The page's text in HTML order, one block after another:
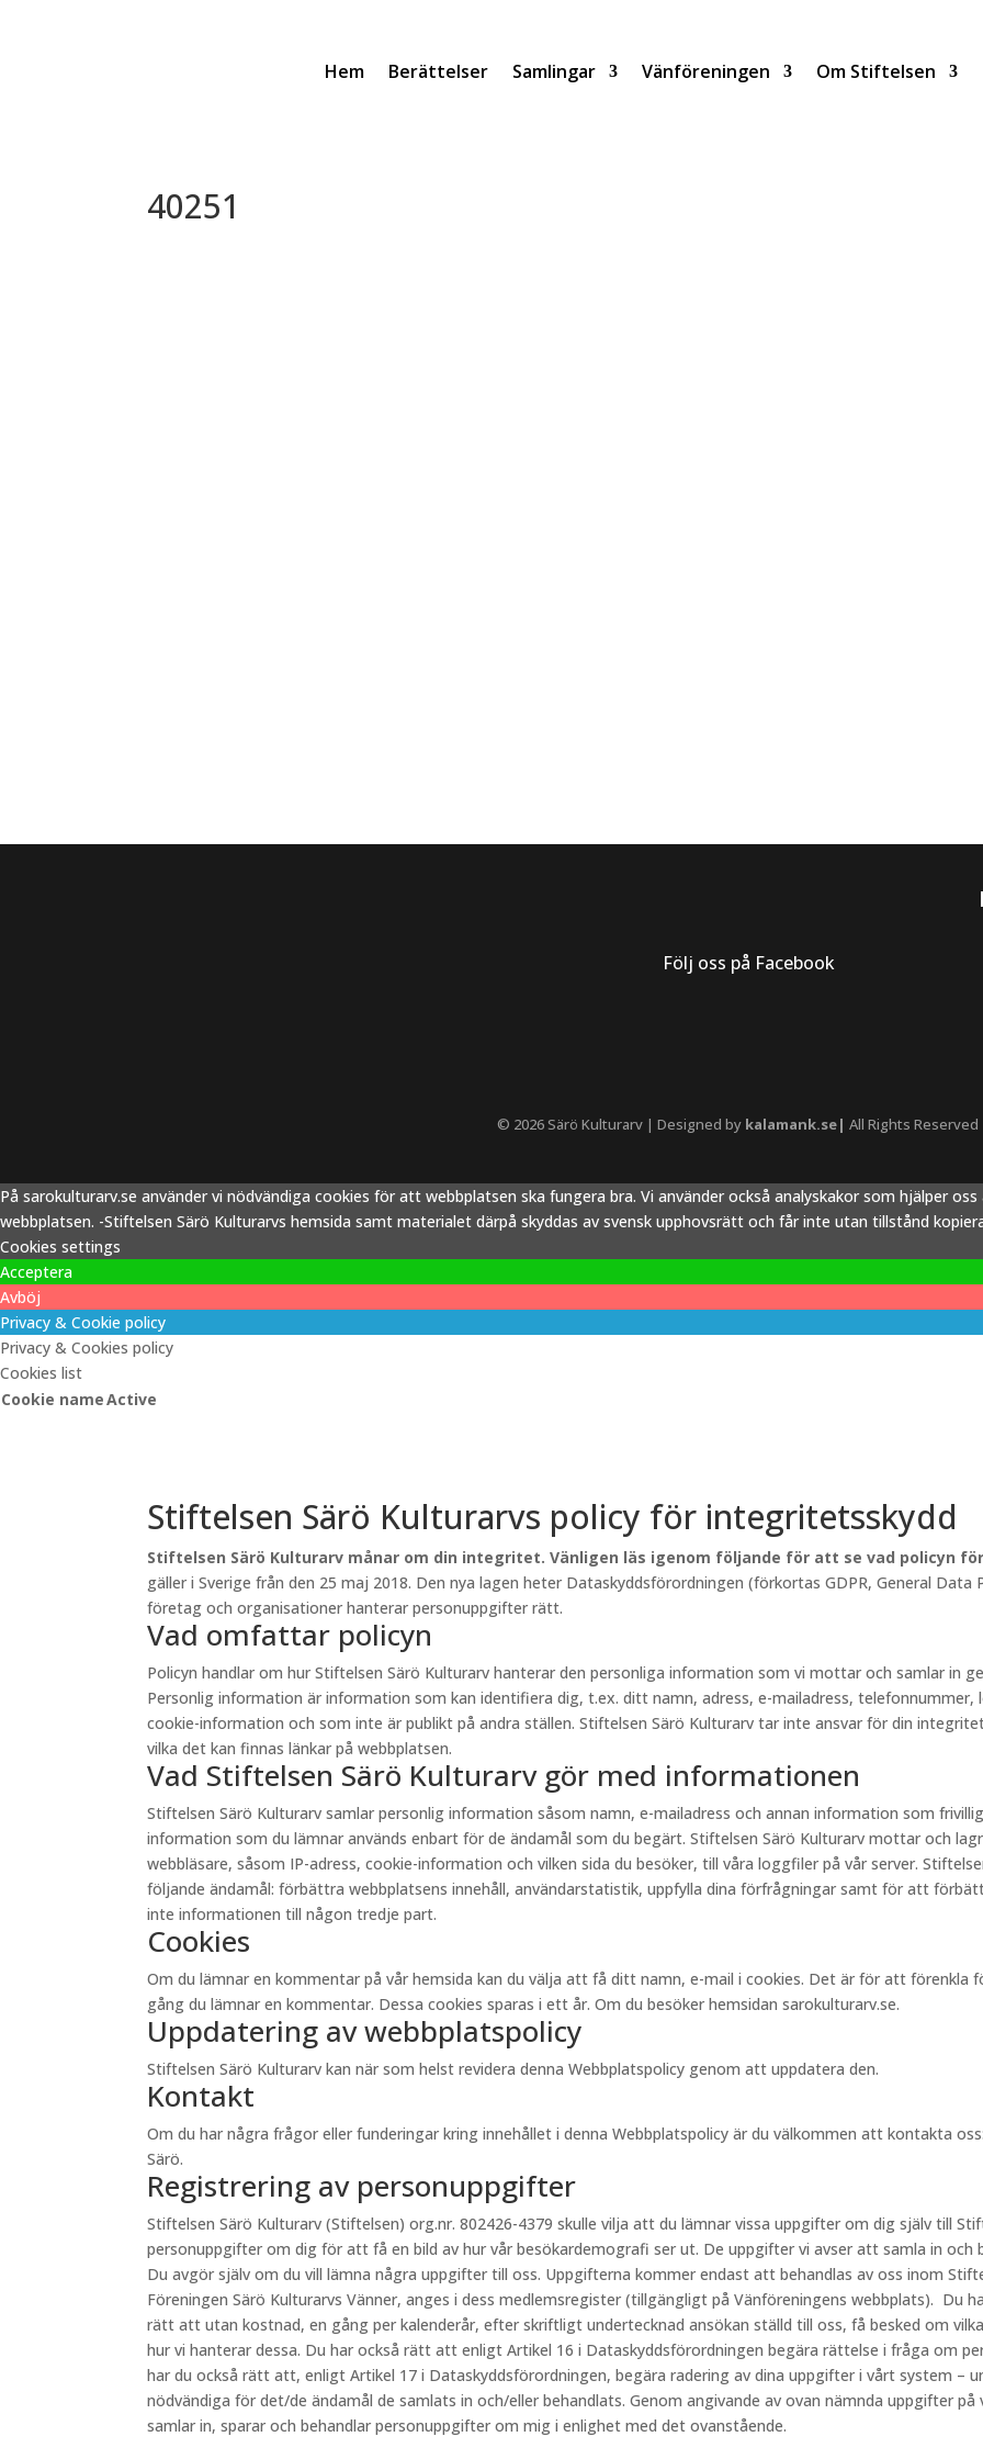
Hem Berättelser Samlingar Vänföreningen Om Stiftelsen
40251
Följ oss på Facebook
© 2026 Särö Kulturarv | Designed by kalamank.se| All Rights Reserved
På sarokulturarv.se använder vi nödvändiga cookies för att webbplatsen ska fungera bra. Vi använder också analyskakor som hjälper
webbplatsen. -Stiftelsen Särö Kulturarvs hemsida samt materialet därpå skyddas av svensk upphovsrätt och får inte utan tillstånd
Cookies settings
Acceptera
Avböj
Privacy & Cookie policy
Privacy & Cookies policy
Cookies list
Cookie nameActive
Stiftelsen Särö Kulturarvs policy för integritetsskydd
Stiftelsen Särö Kulturarv månar om din integritet. Vänligen läs igenom följande för att se vad policyn
gäller i Sverige från den 25 maj 2018. Den nya lagen heter Dataskyddsförordningen (förkortas GDPR, General
företag och organisationer hanterar personuppgifter rätt.
Vad omfattar policyn
Policyn handlar om hur Stiftelsen Särö Kulturarv hanterar den personliga information som vi mottar och samlar in
Personlig information är information som kan identifiera dig, t.ex. ditt namn, adress, e-mailadress, telefonnummer,
cookie-information och som inte är publikt på andra ställen. Stiftelsen Särö Kulturarv tar inte ansvar för din
vilka det kan finnas länkar på webbplatsen.
Vad Stiftelsen Särö Kulturarv gör med informationen
Stiftelsen Särö Kulturarv samlar personlig information såsom namn, e-mailadress och annan information som
information som du lämnar används enbart för de ändamål som du begärt. Stiftelsen Särö Kulturarv mottar och
webbläsare, såsom IP-adress, cookie-information och vilken sida du besöker, till våra loggfiler på vår server.
följande ändamål: förbättra webbplatsens innehåll, användarstatistik, uppfylla dina förfrågningar samt för att
inte informationen till någon tredje part.
Cookies
Om du lämnar en kommentar på vår hemsida kan du välja att få ditt namn, e-mail i cookies. Det är för att förenkla
gång du lämnar en kommentar. Dessa cookies sparas i ett år. Om du besöker hemsidan sarokulturarv.se.
Uppdatering av webbplatspolicy
Stiftelsen Särö Kulturarv kan när som helst revidera denna Webbplatspolicy genom att uppdatera den.
Kontakt
Om du har några frågor eller funderingar kring innehållet i denna Webbplatspolicy är du välkommen att kontakta
Särö.
Registrering av personuppgifter
Stiftelsen Särö Kulturarv (Stiftelsen) org.nr. 802426-4379 skulle vilja att du lämnar vissa uppgifter om dig själv till
personuppgifter om dig för att få en bild av hur vår besökardemografi ser ut. De uppgifter vi avser att samla in och
Du avgör själv om du vill lämna några uppgifter till oss. Uppgifterna kommer endast att behandlas av oss inom
Föreningen Särö Kulturarvs Vänner, anges i dess medlemsregister (tillgängligt på Vänföreningens webbplats). Du
rätt att utan kostnad, en gång per kalenderår, efter skriftligt undertecknad ansökan ställd till oss, få besked om
hur vi hanterar dessa. Du har också rätt att enligt Artikel 16 i Dataskyddsförordningen begära rättelse i fråga om
har du också rätt att, enligt Artikel 17 i Dataskyddsförordningen, begära radering av dina uppgifter i vårt system
nödvändiga för det/de ändamål de samlats in och/eller behandlats. Genom angivande av ovan nämnda uppgifter
samlar in, sparar och behandlar personuppgifter om mig i enlighet med det ovanstående.